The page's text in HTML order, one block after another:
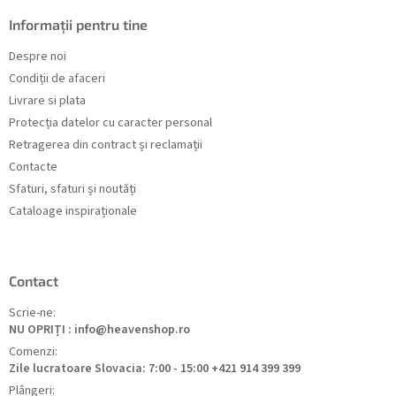
Informații pentru tine
Despre noi
Condiții de afaceri
Livrare si plata
Protecția datelor cu caracter personal
Retragerea din contract și reclamații
Contacte
Sfaturi, sfaturi și noutăți
Cataloage inspiraționale
Contact
Scrie-ne:
NU OPRIȚI : info@heavenshop.ro
Comenzi:
Zile lucratoare Slovacia: 7:00 - 15:00 +421 914 399 399
Plângeri: